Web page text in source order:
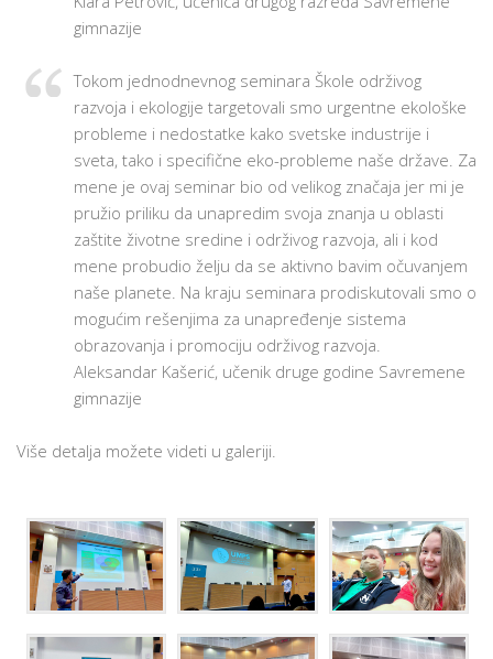
gimnazije
Tokom jednodnevnog seminara Škole održivog
razvoja i ekologije targetovali smo urgentne ekološke
probleme i nedostatke kako svetske industrije i
sveta, tako i specifične eko-probleme naše države. Za
mene je ovaj seminar bio od velikog značaja jer mi je
pružio priliku da unapredim svoja znanja u oblasti
zaštite životne sredine i održivog razvoja, ali i kod
mene probudio želju da se aktivno bavim očuvanjem
naše planete. Na kraju seminara prodiskutovali smo o
mogućim rešenjima za unapređenje sistema
obrazovanja i promociju održivog razvoja.
Aleksandar Kašerić, učenik druge godine Savremene
gimnazije
Više detalja možete videti u galeriji.